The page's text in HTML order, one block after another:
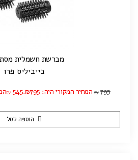
מברשת חשמלית
בייביליס פרו
₪ 795 המחיר המקורי היה: ₪795. ₪ 545
הוספה לסל